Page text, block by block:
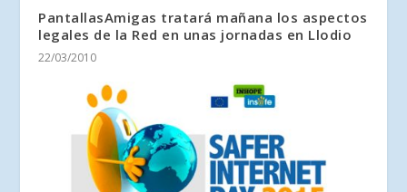
PantallasAmigas tratará mañana los aspectos
legales de la Red en unas jornadas en Llodio
22/03/2010